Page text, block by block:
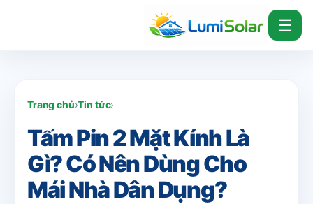
☰
Trang chủ›Tin tức›
Tấm Pin 2 Mặt Kính Là
Gì? Có Nên Dùng Cho
Mái Nhà Dân Dụng?